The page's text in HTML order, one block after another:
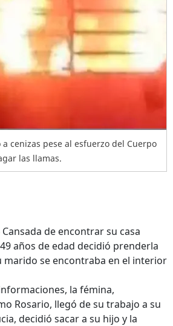
cenizas pese al esfuerzo del Cuerpo
las llamas.
Cansada de encontrar su casa
años de edad decidió prenderla
marido se encontraba en el interior
la fémina,
Rosario, llegó de su trabajo a su
decidió sacar a su hijo y la